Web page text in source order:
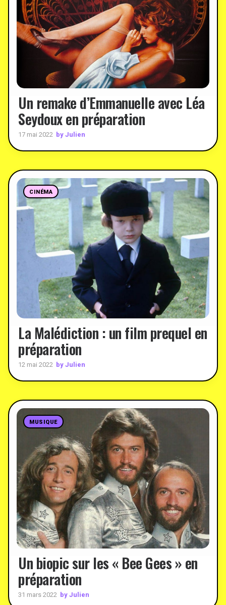
Un remake d’Emmanuelle avec Léa
Seydoux en préparation
17 mai 2022 by Julien
CINÉMA
La Malédiction : un film prequel en
préparation
12 mai 2022 by Julien
MUSIQUE
Un biopic sur les « Bee Gees » en
préparation
31 mars 2022 by Julien